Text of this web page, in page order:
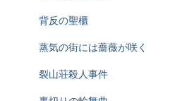
背反の聖櫃
蒸気の街には薔薇が咲く
裂山荘殺人事件